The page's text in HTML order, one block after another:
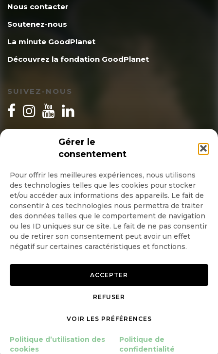
Gérer le
consentement
Pour offrir les meilleures expériences, nous utilisons
des technologies telles que les cookies pour stocker
et/ou accéder aux informations des appareils. Le fait de
consentir à ces technologies nous permettra de traiter
des données telles que le comportement de navigation
ou les ID uniques sur ce site. Le fait de ne pas consentir
ou de retirer son consentement peut avoir un effet
négatif sur certaines caractéristiques et fonctions.
ACCEPTER
REFUSER
VOIR LES PRÉFÉRENCES
Politique d’utilisation des
cookies
Politique de
confidentialité
Nous contacter
Soutenez-nous
La minute GoodPlanet
Découvrez la fondation GoodPlanet
SUIVEZ-NOUS
INSCRIPTION NEWSLETTER
Quotidienne
Hebdo
OK
Politique de confidentialité
Gérer le consentement